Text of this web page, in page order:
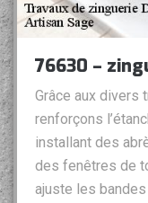
76630 –
Grâce aux divers
renforçons
installant des
des fenêtres de
ajuste les